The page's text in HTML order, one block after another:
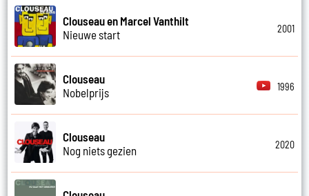
Clouseau en Marcel Vanthilt
Nieuwe start
2001
Clouseau
Nobelprijs
1996
Clouseau
Nog niets gezien
2020